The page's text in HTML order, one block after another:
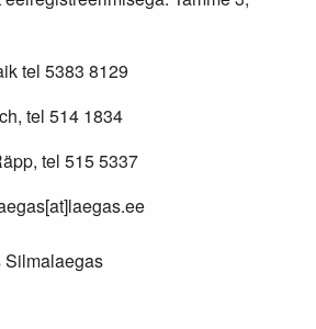
tel 5383 8129
tel 514 1834
tel 515 5337